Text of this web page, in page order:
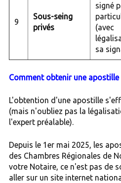
9
Sous-seing
privés
signé
(avec
sa
Comment obtenir une apostille
L'obtention d'une apostille
(mais n'oubliez pas la
l'expert préalable).
Depuis le 1er mai 2025, les
des Chambres Régionales de
votre Notaire, ce n'est pas de
aller sur un site internet